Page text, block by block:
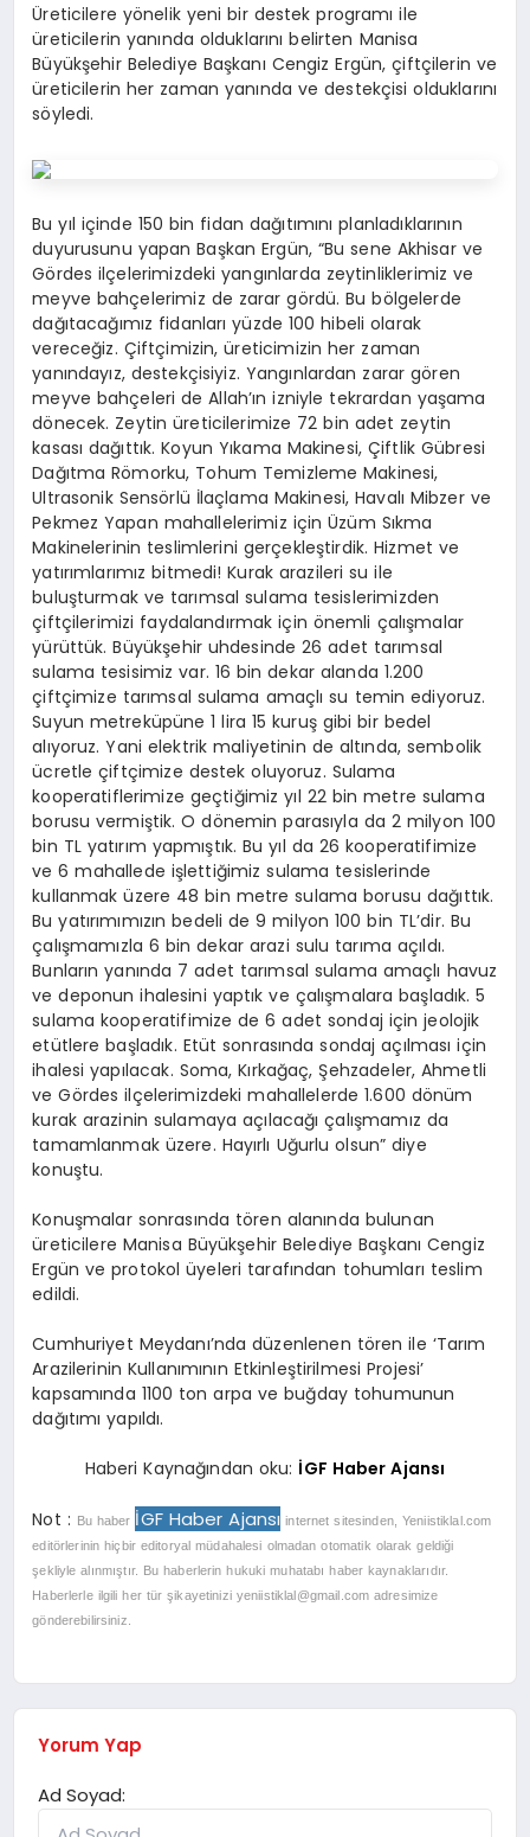
Üreticilere yönelik yeni bir destek programı ile
üreticilerin yanında olduklarını belirten Manisa
Büyükşehir Belediye Başkanı Cengiz Ergün, çiftçilerin ve
üreticilerin her zaman yanında ve destekçisi olduklarını
söyledi.
Bu yıl içinde 150 bin fidan dağıtımını planladıklarının
duyurusunu yapan Başkan Ergün, “Bu sene Akhisar ve
Gördes ilçelerimizdeki yangınlarda zeytinliklerimiz ve
meyve bahçelerimiz de zarar gördü. Bu bölgelerde
dağıtacağımız fidanları yüzde 100 hibeli olarak
vereceğiz. Çiftçimizin, üreticimizin her zaman
yanındayız, destekçisiyiz. Yangınlardan zarar gören
meyve bahçeleri de Allah’ın izniyle tekrardan yaşama
dönecek. Zeytin üreticilerimize 72 bin adet zeytin
kasası dağıttık. Koyun Yıkama Makinesi, Çiftlik Gübresi
Dağıtma Römorku, Tohum Temizleme Makinesi,
Ultrasonik Sensörlü İlaçlama Makinesi, Havalı Mibzer ve
Pekmez Yapan mahallelerimiz için Üzüm Sıkma
Makinelerinin teslimlerini gerçekleştirdik. Hizmet ve
yatırımlarımız bitmedi! Kurak arazileri su ile
buluşturmak ve tarımsal sulama tesislerimizden
çiftçilerimizi faydalandırmak için önemli çalışmalar
yürüttük. Büyükşehir uhdesinde 26 adet tarımsal
sulama tesisimiz var. 16 bin dekar alanda 1.200
çiftçimize tarımsal sulama amaçlı su temin ediyoruz.
Suyun metreküpüne 1 lira 15 kuruş gibi bir bedel
alıyoruz. Yani elektrik maliyetinin de altında, sembolik
ücretle çiftçimize destek oluyoruz. Sulama
kooperatiflerimize geçtiğimiz yıl 22 bin metre sulama
borusu vermiştik. O dönemin parasıyla da 2 milyon 100
bin TL yatırım yapmıştık. Bu yıl da 26 kooperatifimize
ve 6 mahallede işlettiğimiz sulama tesislerinde
kullanmak üzere 48 bin metre sulama borusu dağıttık.
Bu yatırımımızın bedeli de 9 milyon 100 bin TL’dir. Bu
çalışmamızla 6 bin dekar arazi sulu tarıma açıldı.
Bunların yanında 7 adet tarımsal sulama amaçlı havuz
ve deponun ihalesini yaptık ve çalışmalara başladık. 5
sulama kooperatifimize de 6 adet sondaj için jeolojik
etütlere başladık. Etüt sonrasında sondaj açılması için
ihalesi yapılacak. Soma, Kırkağaç, Şehzadeler, Ahmetli
ve Gördes ilçelerimizdeki mahallelerde 1.600 dönüm
kurak arazinin sulamaya açılacağı çalışmamız da
tamamlanmak üzere. Hayırlı Uğurlu olsun” diye
konuştu.
Konuşmalar sonrasında tören alanında bulunan
üreticilere Manisa Büyükşehir Belediye Başkanı Cengiz
Ergün ve protokol üyeleri tarafından tohumları teslim
edildi.
Cumhuriyet Meydanı’nda düzenlenen tören ile ‘Tarım
Arazilerinin Kullanımının Etkinleştirilmesi Projesi’
kapsamında 1100 ton arpa ve buğday tohumunun
dağıtımı yapıldı.
Haberi Kaynağından oku: İGF Haber Ajansı
Not : Bu haber İGF Haber Ajansı internet sitesinden, Yeniistiklal.com
editörlerinin hiçbir editoryal müdahalesi olmadan otomatik olarak geldiği
şekliyle alınmıştır. Bu haberlerin hukuki muhatabı haber kaynaklarıdır.
Haberlerle ilgili her tür şikayetinizi yeniistiklal@gmail.com adresimize
gönderebilirsiniz.
Yorum Yap
Ad Soyad: